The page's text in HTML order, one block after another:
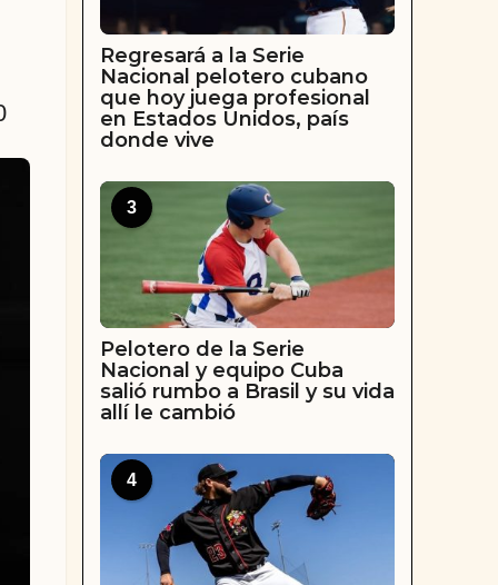
Regresará a la Serie
Nacional pelotero cubano
que hoy juega profesional
en Estados Unidos, país
donde vive
3
Pelotero de la Serie
Nacional y equipo Cuba
salió rumbo a Brasil y su vida
allí le cambió
4